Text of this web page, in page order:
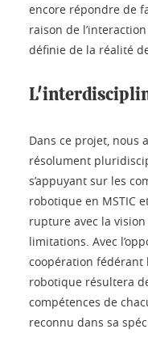
encore répondre de
raison de
définie de la réalité
Dans ce projet, nous
résolument
s’appuyant sur les
robotique en MSTIC
rupture avec la
limitations. Avec
coopération fédérant
robotique résultera
compétences de
reconnu dans sa